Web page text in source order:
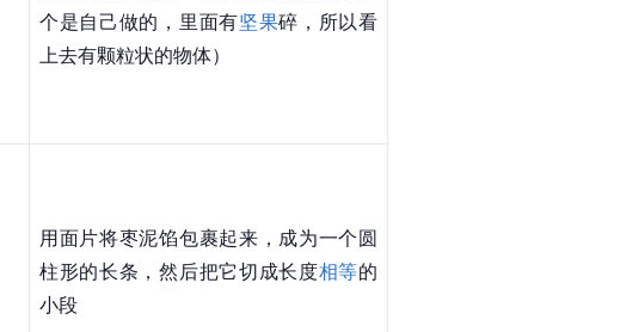
个是自己做的，里面有坚果碎，所以看
上去有颗粒状的物体）
用面片将枣泥馅包裹起来，成为一个圆
柱形的长条，然后把它切成长度相等的
小段